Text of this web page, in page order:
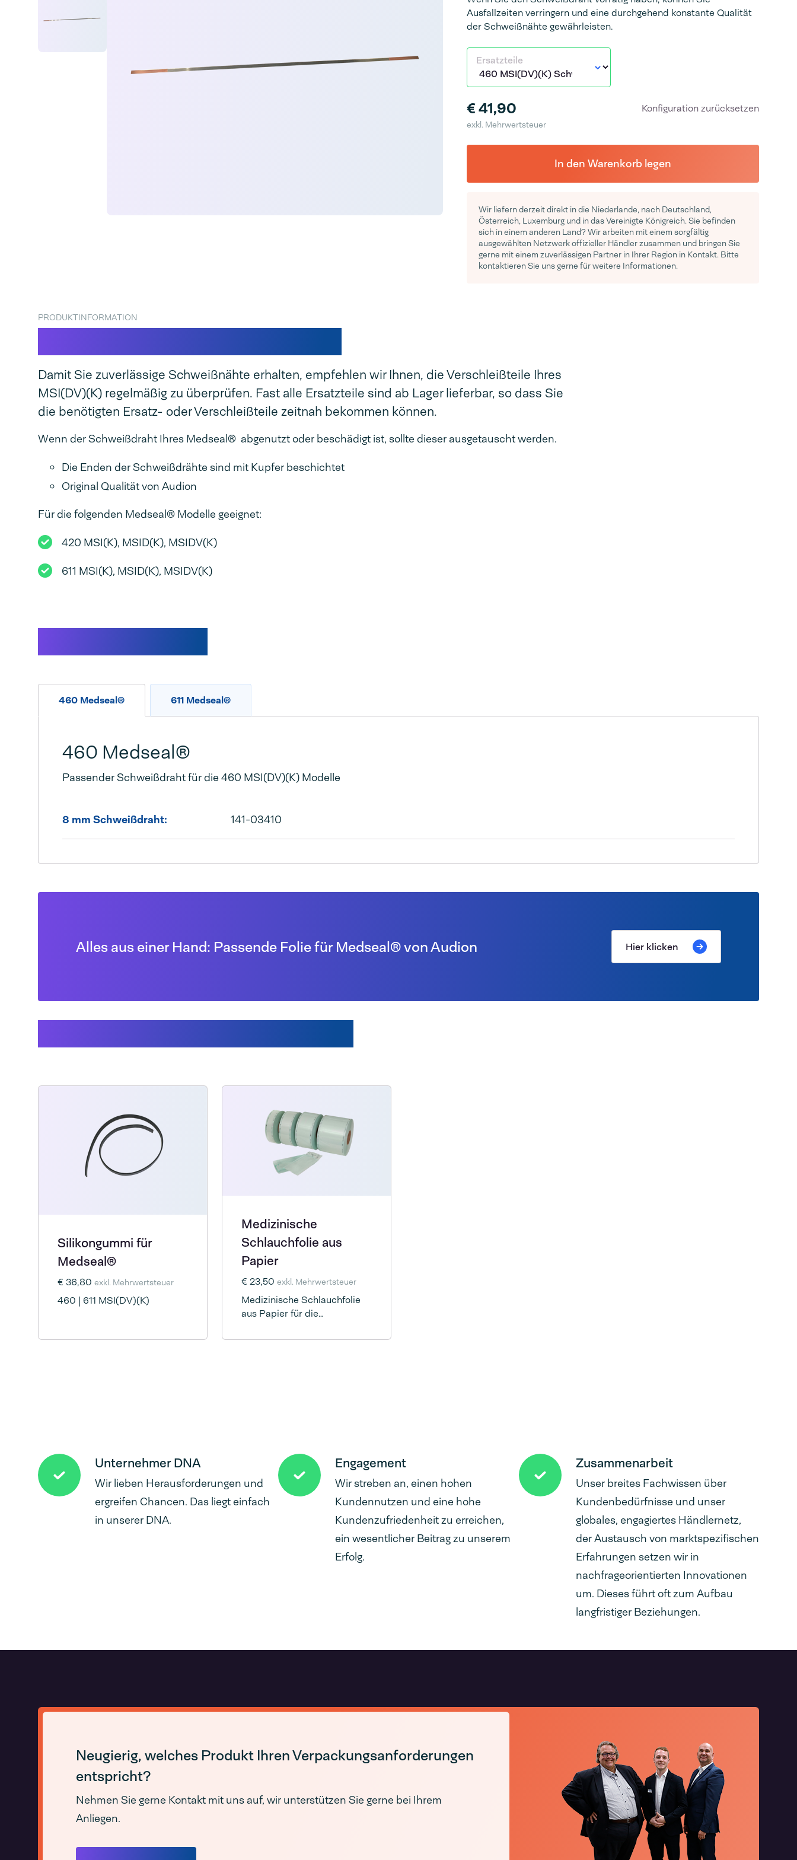
Ausfallzeiten verringern und eine durchgehend konstante Qualität
der Schweißnähte gewährleisten.
Ersatzteile
€ 41,90
exkl. Mehrwertsteuer
Konfiguration zurücksetzen
In den Warenkorb legen
Wir liefern derzeit direkt in die Niederlande, nach Deutschland,
Österreich, Luxemburg und in das Vereinigte Königreich. Sie befinden
sich in einem anderen Land? Wir arbeiten mit einem sorgfältig
ausgewählten Netzwerk offizieller Händler zusammen und bringen Sie
gerne mit einem zuverlässigen Partner in Ihrer Region in Kontakt. Bitte
kontaktieren Sie uns gerne für weitere Informationen.
PRODUKTINFORMATION
Damit Sie zuverlässige Schweißnähte erhalten, empfehlen wir Ihnen, die Verschleißteile Ihres
MSI(DV)(K) regelmäßig zu überprüfen. Fast alle Ersatzteile sind ab Lager lieferbar, so dass Sie
die benötigten Ersatz- oder Verschleißteile zeitnah bekommen können.
Wenn der Schweißdraht Ihres Medseal® abgenutzt oder beschädigt ist, sollte dieser ausgetauscht werden.
Die Enden der Schweißdrähte sind mit Kupfer beschichtet
Original Qualität von Audion
Für die folgenden Medseal® Modelle geeignet:
420 MSI(K), MSID(K), MSIDV(K)
611 MSI(K), MSID(K), MSIDV(K)
460 Medseal® 611 Medseal®
460 Medseal®
Passender Schweißdraht für die 460 MSI(DV)(K) Modelle
8 mm Schweißdraht: 141-03410
Alles aus einer Hand: Passende Folie für Medseal® von Audion Hier klicken
Silikongummi für
Medseal®
€ 36,80 exkl. Mehrwertsteuer
460 | 611 MSI(DV)(K)
Medizinische
Schlauchfolie aus
Papier
€ 23,50 exkl. Mehrwertsteuer
Medizinische Schlauchfolie
aus Papier für die
(chirurgischen) Instrumente.
Unternehmer DNA
Wir lieben Herausforderungen und
ergreifen Chancen. Das liegt einfach
in unserer DNA.
Engagement
Wir streben an, einen hohen
Kundennutzen und eine hohe
Kundenzufriedenheit zu erreichen,
ein wesentlicher Beitrag zu unserem
Erfolg.
Zusammenarbeit
Unser breites Fachwissen über
Kundenbedürfnisse und unser
globales, engagiertes Händlernetz,
der Austausch von marktspezifischen
Erfahrungen setzen wir in
nachfrageorientierten Innovationen
um. Dieses führt oft zum Aufbau
langfristiger Beziehungen.
Neugierig, welches Produkt Ihren Verpackungsanforderungen
entspricht?
Nehmen Sie gerne Kontakt mit uns auf, wir unterstützen Sie gerne bei Ihrem
Anliegen.